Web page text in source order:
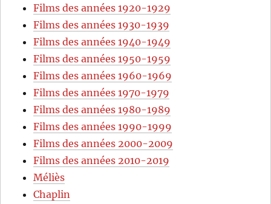
Films des années 1920-1929
Films des années 1930-1939
Films des années 1940-1949
Films des années 1950-1959
Films des années 1960-1969
Films des années 1970-1979
Films des années 1980-1989
Films des années 1990-1999
Films des années 2000-2009
Films des années 2010-2019
Méliès
Chaplin